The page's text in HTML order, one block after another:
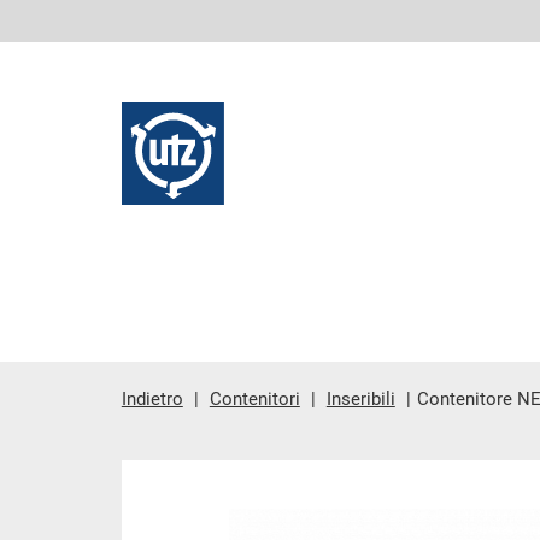
Indietro Contenitori Inseribili Contenitore